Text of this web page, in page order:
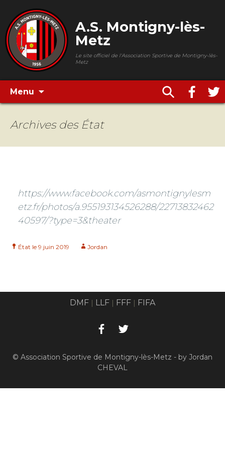
A.S. Montigny-lès-
Metz
Le site officiel de l'Association Sportive de Montigny-lès-
Metz
Menu
Archives des État
https://www.facebook.com/asmontignylesm
etz.fr/photos/a.955193134526288/22713832462
40597/?type=3&theater
État le 9 juin 2019 Jordan
DMF | LLF | FFF | FIFA
© Association Sportive de Montigny-lès-Metz - by Jordan
CHEVAL